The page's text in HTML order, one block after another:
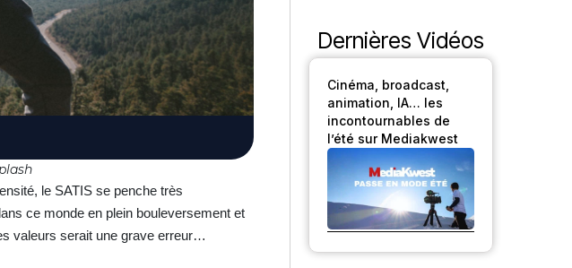
le SATIS se penche très
ce monde en plein bouleversement et
valeurs serait une grave erreur…
Dernières Vidéos
Cinéma, broadcast,
animation, IA… les
incontournables de
l’été sur Mediakwest